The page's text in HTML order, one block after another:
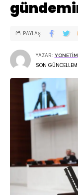
SON
YAZAR: YONETIM
PAYLAŞ